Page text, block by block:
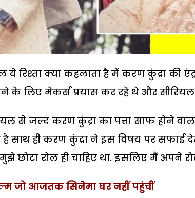
रिश्ता क्या कहलाता है में करण कुंद्रा की
के लिए मेकर्स प्रयास कर रहे थे और
से जल्द करण कुंद्रा का पत्ता साफ होने
साथ ही करण कुंद्रा ने इस विषय पर सफाई
छोटा रोल ही चाहिए था. इसलिए मैं अपने
जो आजतक सिनेमा घर नहीं पहुंचीं